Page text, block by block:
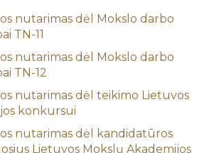
nutarimas dėl Mokslo darbo
TN-11
nutarimas dėl Mokslo darbo
TN-12
nutarimas dėl teikimo Lietuvos
konkursui
nutarimas dėl kandidatūros
Lietuvos Mokslų Akademijos